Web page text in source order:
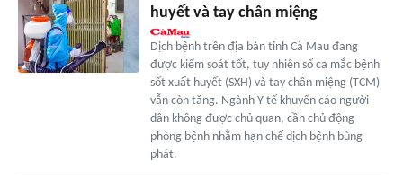
huyết và tay chân miệng
Dịch bệnh trên địa bàn tỉnh Cà Mau đang
được kiểm soát tốt, tuy nhiên số ca mắc bệnh
sốt xuất huyết (SXH) và tay chân miệng (TCM)
vẫn còn tăng. Ngành Y tế khuyến cáo người
dân không được chủ quan, cần chủ động
phòng bệnh nhằm hạn chế dịch bệnh bùng
phát.